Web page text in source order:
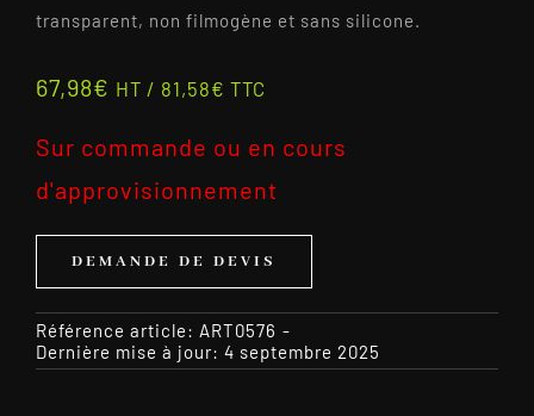
transparent, non filmogène et sans silicone.
67,98€ HT / 81,58€ TTC
Sur commande ou en cours
d'approvisionnement
DEMANDE DE DEVIS
Référence article: ART0576 -
Dernière mise à jour: 4 septembre 2025